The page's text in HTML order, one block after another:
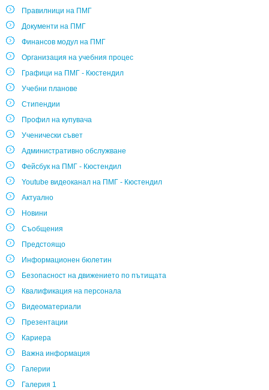
Правилници на ПМГ
Документи на ПМГ
Финансов модул на ПМГ
Организация на учебния процес
Графици на ПМГ - Кюстендил
Учебни планове
Стипендии
Профил на купувача
Ученически съвет
Административно обслужване
Фейсбук на ПМГ - Кюстендил
Youtube видеоканал на ПМГ - Кюстендил
Актуално
Новини
Съобщения
Предстоящо
Информационен бюлетин
Безопасност на движението по пътищата
Квалификация на персонала
Видеоматериали
Презентации
Кариера
Важна информация
Галерии
Галерия 1